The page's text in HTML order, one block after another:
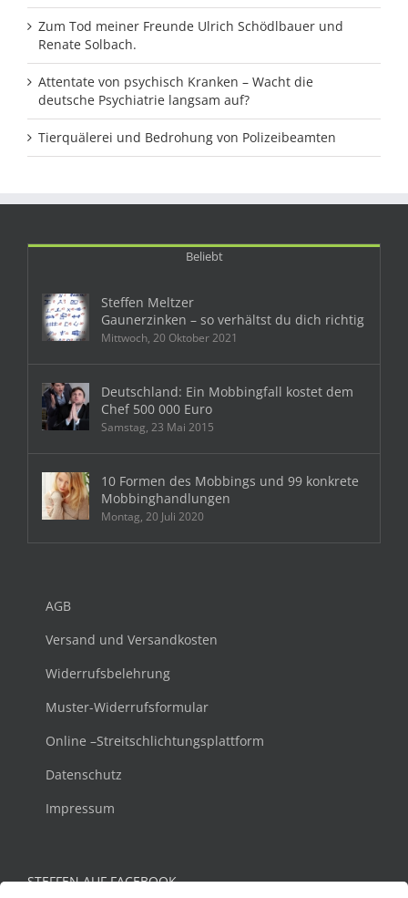
Zum Tod meiner Freunde Ulrich Schödlbauer und
Renate Solbach.
Attentate von psychisch Kranken – Wacht die
deutsche Psychiatrie langsam auf?
Tierquälerei und Bedrohung von Polizeibeamten
Beliebt
Steffen Meltzer
Gaunerzinken – so verhältst du dich richtig
Mittwoch, 20 Oktober 2021
Deutschland: Ein Mobbingfall kostet dem
Chef 500 000 Euro
Samstag, 23 Mai 2015
10 Formen des Mobbings und 99 konkrete
Mobbinghandlungen
Montag, 20 Juli 2020
AGB
Versand und Versandkosten
Widerrufsbelehrung
Muster-Widerrufsformular
Online –Streitschlichtungsplattform
Datenschutz
Impressum
STEFFEN AUF FACEBOOK